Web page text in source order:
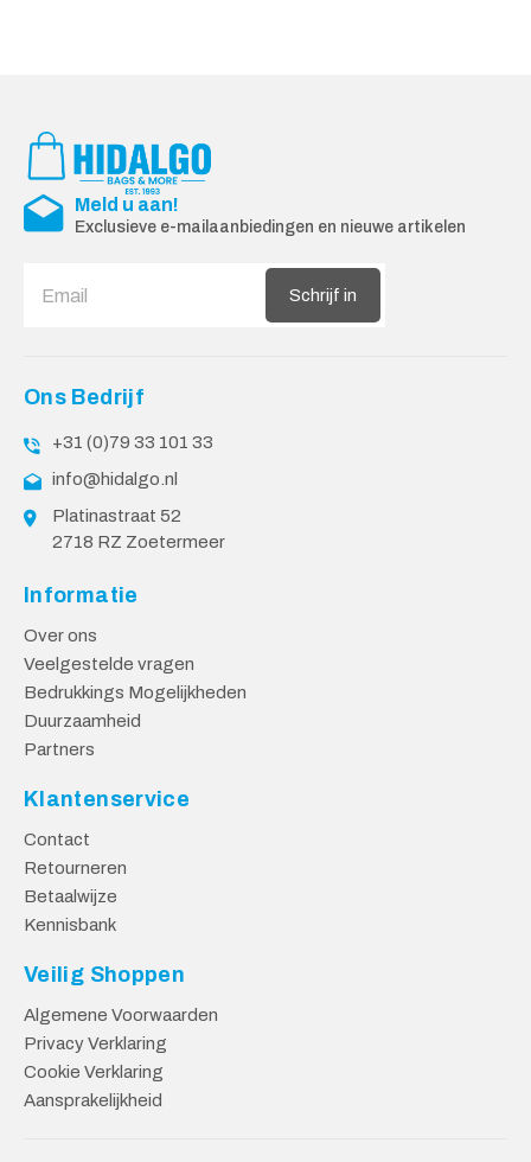
Meld u aan!
Exclusieve e-mailaanbiedingen en nieuwe artikelen
Schrijf in
Ons Bedrijf
+31 (0)79 33 101 33
info@hidalgo.nl
Platinastraat 52
2718 RZ Zoetermeer
Informatie
Over ons
Veelgestelde vragen
Bedrukkings Mogelijkheden
Duurzaamheid
Partners
Klantenservice
Contact
Retourneren
Betaalwijze
Kennisbank
Veilig Shoppen
Algemene Voorwaarden
Privacy Verklaring
Cookie Verklaring
Aansprakelijkheid